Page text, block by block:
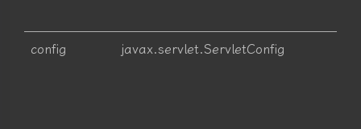
config javax.servlet.ServletConfig